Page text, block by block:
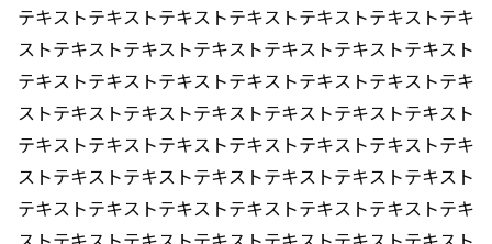
テキストテキストテキストテキストテキストテキストテキ
ストテキストテキストテキストテキストテキストテキスト
テキストテキストテキストテキストテキストテキストテキ
ストテキストテキストテキストテキストテキストテキスト
テキストテキストテキストテキストテキストテキストテキ
ストテキストテキストテキストテキストテキストテキスト
テキストテキストテキストテキストテキストテキストテキ